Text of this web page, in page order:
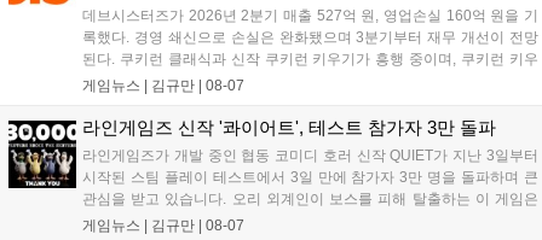
데브시스터즈가 2026년 2분기 매출 527억 원, 영업손실 160억 원을 기
록했다. 경영 쇄신으로 손실은 완화됐으며 3분기부터 재무 개선이 전망
된다. 쿠키런 클래식과 신작 쿠키런 키우기가 흥행 중이며, 쿠키런 키우
기는 13일 첫 업데이트를 시작으로 2주 간격의 콘텐츠를 제공한다. 또한
이다. 회사는 비용 효율화와 신작 흥행을 통해 하반기 실적 턴어라운드
를 이끌 방침이다....
게임뉴스 | 김규만 08-07
라인게임즈 신작 '콰이어트', 테스트 참가자 3만 돌파
라인게임즈가 개발 중인 협동 코미디 호러 신작 QUIET가 지난 3일부터
시작된 스팀 플레이 테스트에서 3일 만에 참가자 3만 명을 돌파하며 큰
관심을 받고 있습니다. 오리 외계인이 보스를 피해 탈출하는 이 게임은
최대 4인 협동을 지원하며, 소음 관리와 물리 법칙을 활용한 전략적 플레
게임뉴스 | 김규만 08-07